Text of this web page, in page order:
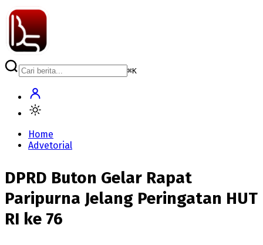
⌘K
Home
Advetorial
DPRD Buton Gelar Rapat
Paripurna Jelang Peringatan HUT
RI ke 76